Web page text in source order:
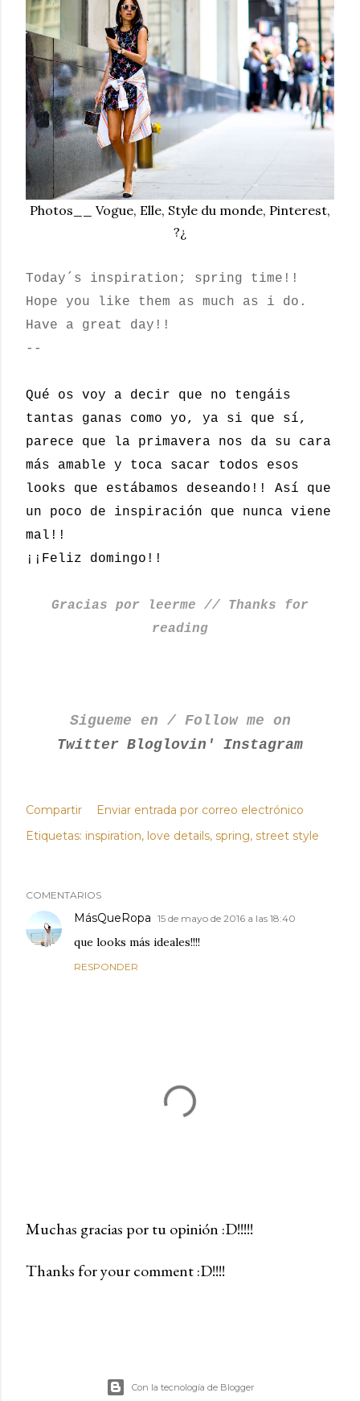
Photos__ Vogue, Elle, Style du monde, Pinterest,
?¿
Today´s inspiration; spring time!!
Hope you like them as much as i do.
Have a great day!!
--
Qué os voy a decir que no tengáis
tantas ganas como yo, ya si que sí,
parece que la primavera nos da su cara
más amable y toca sacar todos esos
looks que estábamos deseando!! Así que
un poco de inspiración que nunca viene
mal!!
¡¡Feliz domingo!!
Gracias por leerme // Thanks for
reading
Sigueme en / Follow me on
Twitter Bloglovin' Instagram
Compartir
Enviar entrada por correo electrónico
Etiquetas: inspiration love details spring street style
COMENTARIOS
MásQueRopa 15 de mayo de 2016 a las 18:40
que looks más ideales!!!!
RESPONDER
u
Muchas gracias por tu opinión :D!!!!!
Thanks for your comment :D!!!!
Con la tecnología de Blogger